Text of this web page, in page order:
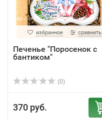
избранное сравнить
Печенье "Поросенок с
бантиком"
(0)
370 руб.